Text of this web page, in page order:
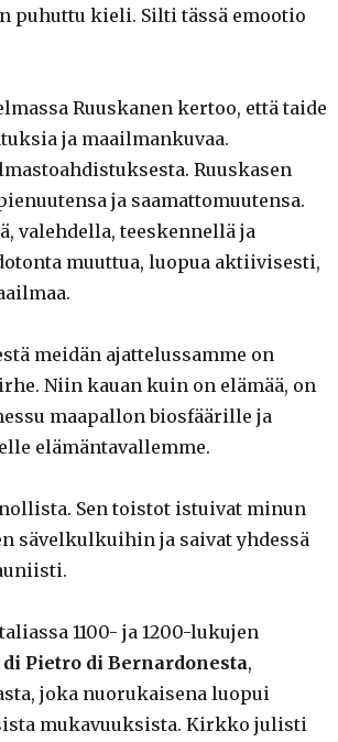
puhuttu kieli. Silti tässä emootio
Ruuskanen kertoo, että taide
ja maailmankuvaa.
Ruuskasen
ja saamattomuutensa.
valehdella, teeskennellä ja
muuttua, luopua aktiivisesti,
meidän ajattelussamme on
Niin kauan kuin on elämää, on
maapallon biosfäärille ja
elämäntavallemme.
Sen toistot istuivat minun
sävelkulkuihin ja saivat yhdessä
1100- ja 1200-lukujen
Pietro di Bernardonesta,
joka nuorukaisena luopui
mukavuuksista. Kirkko julisti